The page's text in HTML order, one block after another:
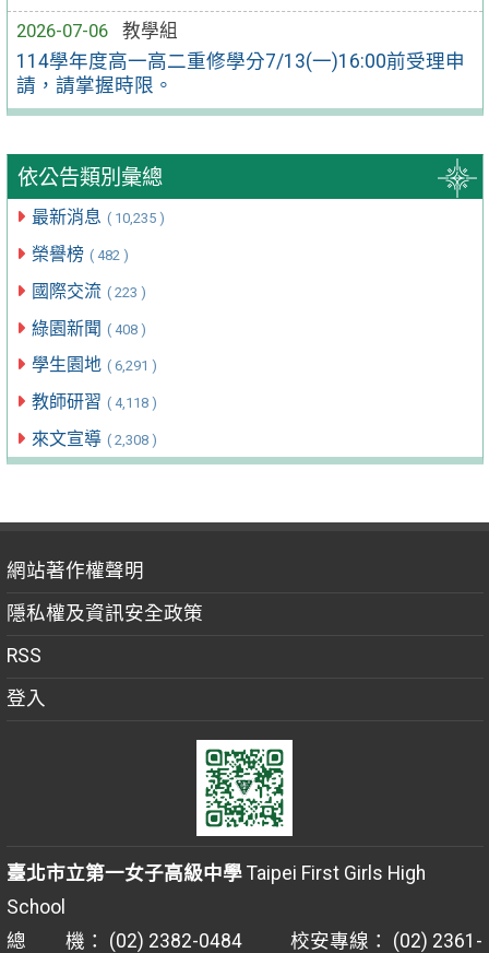
2026-07-06
教學組
114學年度高一高二重修學分7/13(一)16:00前受理申
請，請掌握時限。
依公告類別彙總
最新消息 ( 10,235 )
榮譽榜 ( 482 )
國際交流 ( 223 )
綠園新聞 ( 408 )
學生園地 ( 6,291 )
教師研習 ( 4,118 )
來文宣導 ( 2,308 )
網站著作權聲明
隱私權及資訊安全政策
RSS
登入
臺北市立第一女子高級中學Taipei First Girls High
School
總 機： (02) 2382-0484 校安專線： (02) 2361-